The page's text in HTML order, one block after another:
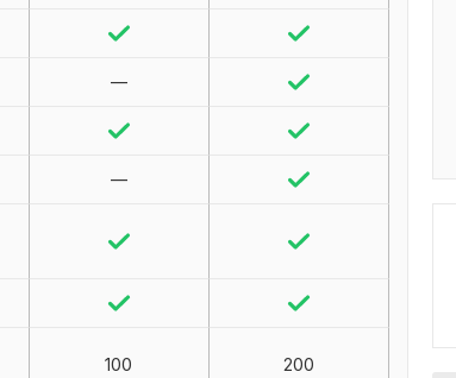
—
—
100 200